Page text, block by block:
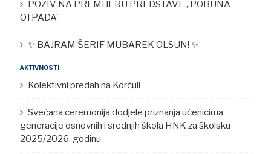
POZIV NA PREMIJERU PREDSTAVE „POBUNA
OTPADA”
✨ BAJRAM ŠERIF MUBAREK OLSUN! ✨
AKTIVNOSTI
Kolektivni predah na Korčuli
Svečana ceremonija dodjele priznanja učenicima
generacije osnovnih i srednjih škola HNK za školsku
2025/2026. godinu